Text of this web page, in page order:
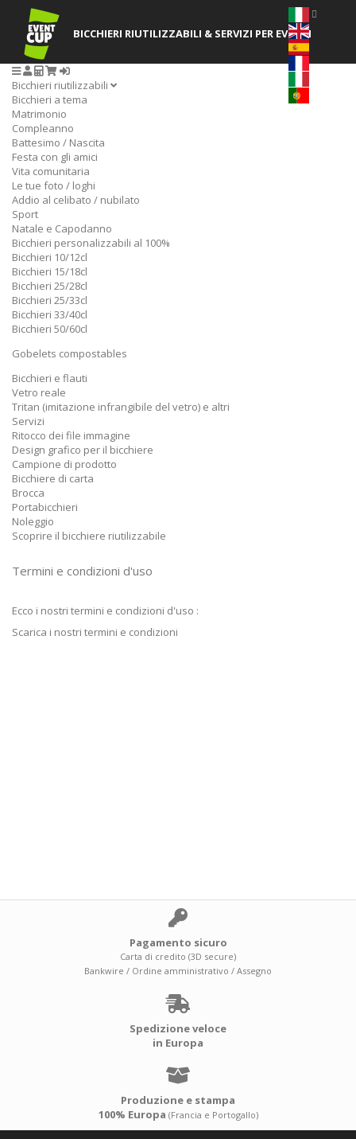
BICCHIERI RIUTILIZZABILI & SERVIZI PER EVENTI
Bicchieri riutilizzabili
Bicchieri a tema
Matrimonio
Compleanno
Battesimo / Nascita
Festa con gli amici
Vita comunitaria
Le tue foto / loghi
Addio al celibato / nubilato
Sport
Natale e Capodanno
Bicchieri personalizzabili al 100%
Bicchieri 10/12cl
Bicchieri 15/18cl
Bicchieri 25/28cl
Bicchieri 25/33cl
Bicchieri 33/40cl
Bicchieri 50/60cl
Gobelets compostables
Bicchieri e flauti
Vetro reale
Tritan (imitazione infrangibile del vetro) e altri
Servizi
Ritocco dei file immagine
Design grafico per il bicchiere
Campione di prodotto
Bicchiere di carta
Brocca
Portabicchieri
Noleggio
Scoprire il bicchiere riutilizzabile
Termini e condizioni d'uso
Ecco i nostri termini e condizioni d'uso :
Scarica i nostri termini e condizioni
Pagamento sicuro
Carta di credito (3D secure)
Bankwire / Ordine amministrativo / Assegno
Spedizione veloce
in Europa
Produzione e stampa
100% Europa (Francia e Portogallo)